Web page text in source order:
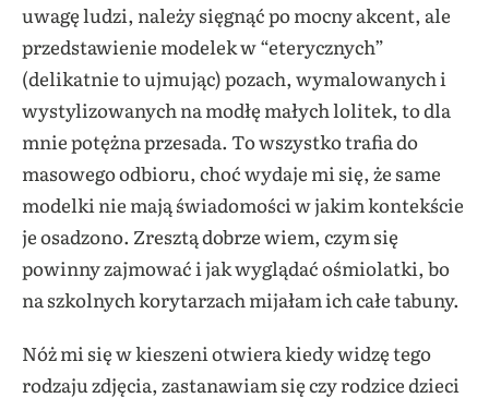
uwagę ludzi, należy sięgnąć po mocny akcent, ale
przedstawienie modelek w “eterycznych”
(delikatnie to ujmując) pozach, wymalowanych i
wystylizowanych na modłę małych lolitek, to dla
mnie potężna przesada. To wszystko trafia do
masowego odbioru, choć wydaje mi się, że same
modelki nie mają świadomości w jakim kontekście
je osadzono. Zresztą dobrze wiem, czym się
powinny zajmować i jak wyglądać ośmiolatki, bo
na szkolnych korytarzach mijałam ich całe tabuny.
Nóż mi się w kieszeni otwiera kiedy widzę tego
rodzaju zdjęcia, zastanawiam się czy rodzice dzieci